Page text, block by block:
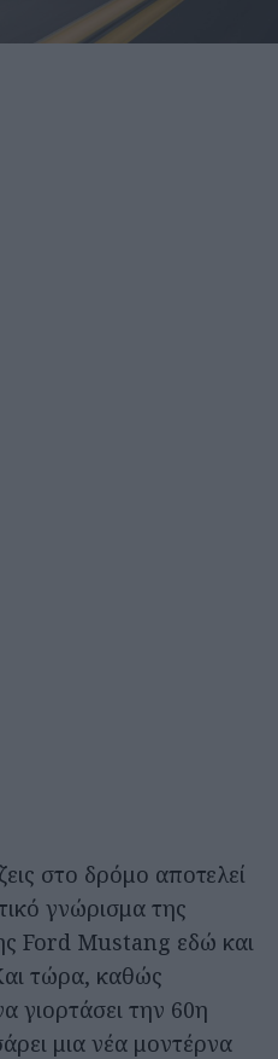
στο δρόμο αποτελεί
γνώρισμα της
Ford Mustang εδώ και
τώρα, καθώς
γιορτάσει την 60η
μια νέα μοντέρνα